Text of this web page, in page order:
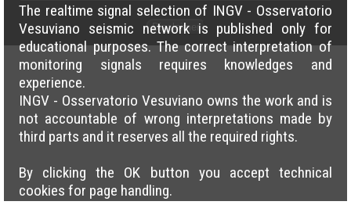
The realtime signal selection of INGV - Osservatorio
Vesuviano seismic network is published only for
educational purposes. The correct interpretation of
monitoring signals requires knowledges and
experience.
INGV - Osservatorio Vesuviano owns the work and is
not accountable of wrong interpretations made by
third parts and it reserves all the required rights.
By clicking the OK button you accept technical
cookies for page handling.
Disclaimer